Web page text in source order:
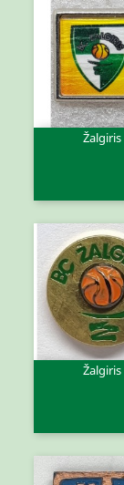
Žalgiris
Žalgiris